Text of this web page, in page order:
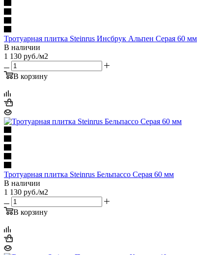
Тротуарная плитка Steinrus Инсбрук Альпен Серая 60 мм
В наличии
1 130 руб./м2
В корзину
Тротуарная плитка Steinrus Бельпассо Серая 60 мм
В наличии
1 130 руб./м2
В корзину